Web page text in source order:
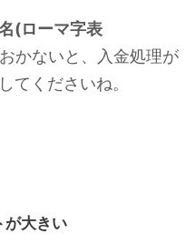
名(ローマ字表
かないと、入金処理が
てくださいね。
が大きい